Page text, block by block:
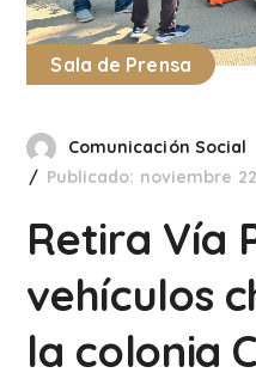
Sala de Prensa
Comunicación Social
Publicado: noviembre
Retira Vía
vehículos
la colonia